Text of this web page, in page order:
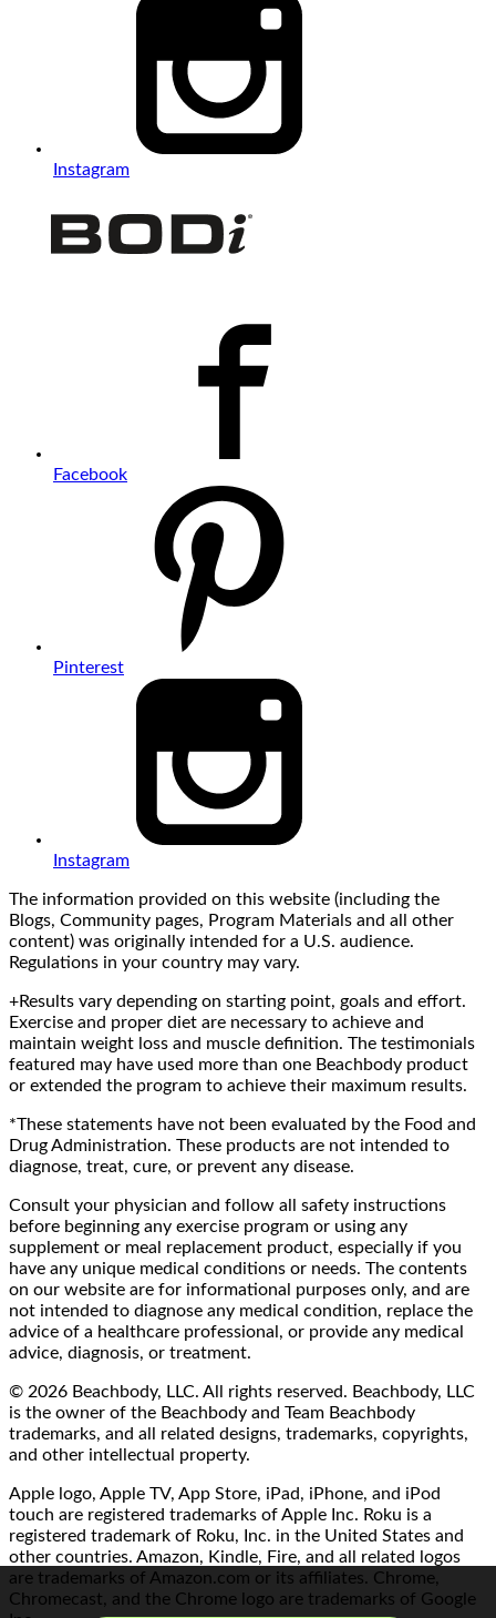
Instagram
Facebook
Pinterest
Instagram
The information provided on this website (including the
Blogs, Community pages, Program Materials and all other
content) was originally intended for a U.S. audience.
Regulations in your country may vary.
+Results vary depending on starting point, goals and effort.
Exercise and proper diet are necessary to achieve and
maintain weight loss and muscle definition. The testimonials
featured may have used more than one Beachbody product
or extended the program to achieve their maximum results.
*These statements have not been evaluated by the Food and
Drug Administration. These products are not intended to
diagnose, treat, cure, or prevent any disease.
Consult your physician and follow all safety instructions
before beginning any exercise program or using any
supplement or meal replacement product, especially if you
have any unique medical conditions or needs. The contents
on our website are for informational purposes only, and are
not intended to diagnose any medical condition, replace the
advice of a healthcare professional, or provide any medical
advice, diagnosis, or treatment.
© 2026 Beachbody, LLC. All rights reserved. Beachbody, LLC
is the owner of the Beachbody and Team Beachbody
trademarks, and all related designs, trademarks, copyrights,
and other intellectual property.
Apple logo, Apple TV, App Store, iPad, iPhone, and iPod
touch are registered trademarks of Apple Inc. Roku is a
registered trademark of Roku, Inc. in the United States and
other countries. Amazon, Kindle, Fire, and all related logos
are trademarks of Amazon.com or its affiliates. Chrome,
Chromecast, and the Chrome logo are trademarks of Google